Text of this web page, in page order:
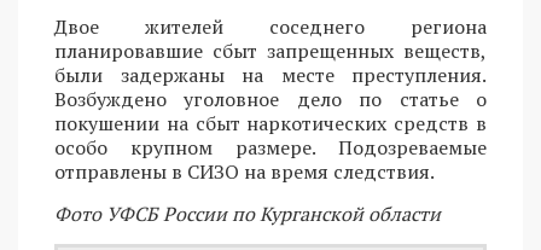
Двое жителей соседнего региона
планировавшие сбыт запрещенных веществ,
были задержаны на месте преступления.
Возбуждено уголовное дело по статье о
покушении на сбыт наркотических средств в
особо крупном размере. Подозреваемые
отправлены в СИЗО на время следствия.
Фото УФСБ России по Курганской области